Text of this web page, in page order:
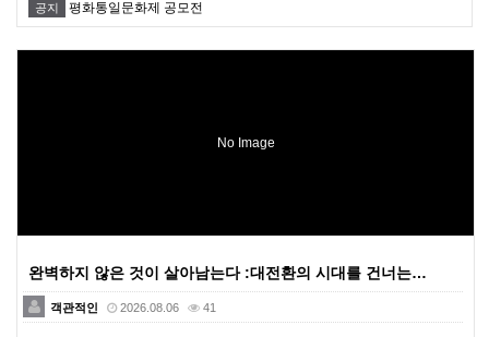
공지 평화통일문화제 공모전
No Image
완벽하지 않은 것이 살아남는다 :대전환의 시대를 건너는…
객관적인 2026.08.06 41